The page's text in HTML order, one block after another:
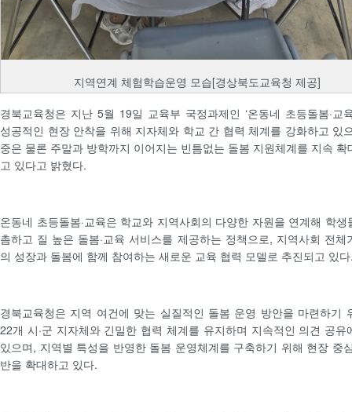
지역연계 체험학습운영 모습[경상북도교육청 제공]
경북교육청은 지난 5월 19일 교육부 국정과제인 ‘온동네 초등돌봄·교
성공적인 현장 안착을 위해 지자체와 학교 간 협력 체계를 강화하고 있
중은 물론 주말과 방학까지 이어지는 빈틈없는 돌봄 지원체계를 지속 확
고 있다고 밝혔다.
온동네 초등돌봄·교육은 학교와 지역사회의 다양한 자원을 연계해 학생
촘하고 질 높은 돌봄·교육 서비스를 제공하는 정책으로, 지역사회 전체
의 성장과 돌봄에 함께 참여하는 새로운 교육 협력 모델로 추진되고 있
경북교육청은 지역 여건에 맞는 실질적인 돌봄 운영 방안을 마련하기
22개 시·군 지자체와 긴밀한 협력 체계를 유지하며 지속적인 의견 공유
있으며, 지역별 특성을 반영한 돌봄 운영체계를 구축하기 위해 현장 중
반을 확대하고 있다.